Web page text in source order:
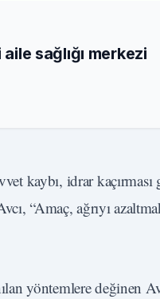
sağlığı merkezi
kaybı, idrar
“Amaç, ağrıyı
yöntemlere değinen